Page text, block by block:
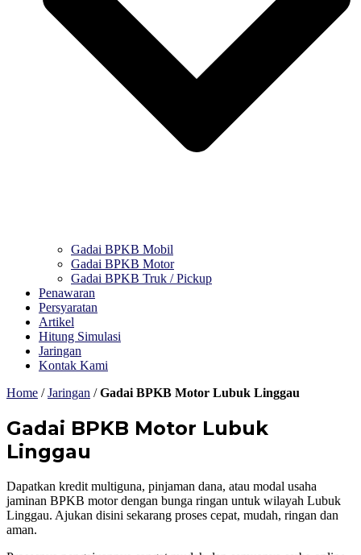
Gadai BPKB Mobil
Gadai BPKB Motor
Gadai BPKB Truk / Pickup
Penawaran
Persyaratan
Artikel
Hitung Simulasi
Jaringan
Kontak Kami
Home /Jaringan /Gadai BPKB Motor Lubuk Linggau
Gadai BPKB Motor Lubuk
Linggau
Dapatkan kredit multiguna, pinjaman dana, atau modal usaha
jaminan BPKB motor dengan bunga ringan untuk wilayah Lubuk
Linggau. Ajukan disini sekarang proses cepat, mudah, ringan dan
aman.